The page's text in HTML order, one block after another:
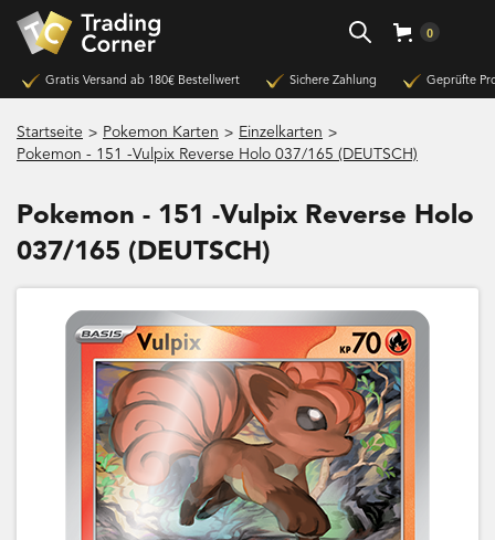
0
Gratis Versand ab 180€ Bestellwert Sichere Zahlung Geprüfte
Startseite > Pokemon Karten > Einzelkarten >
Pokemon - 151 -Vulpix Reverse Holo 037/165 (DEUTSCH)
Pokemon - 151 -Vulpix Reverse Holo
037/165 (DEUTSCH)